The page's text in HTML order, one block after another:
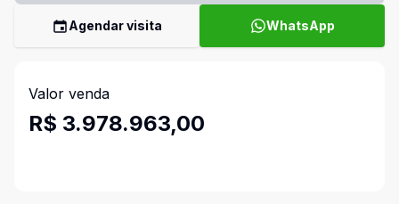
Agendar visita WhatsApp
Valor venda
R$ 3.978.963,00